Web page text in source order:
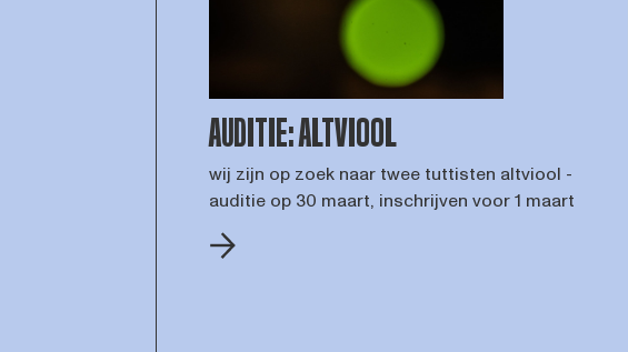
AUDITIE: ALTVIOOL
wij zijn op zoek naar twee tuttisten altviool -
auditie op 30 maart, inschrijven voor 1 maart